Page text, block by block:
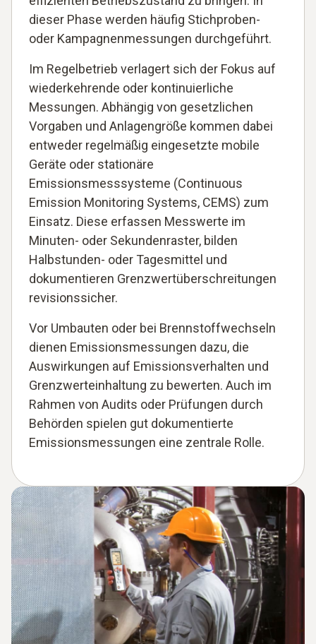
dieser Phase werden häufig Stichproben-
oder Kampagnenmessungen durchgeführt.
Im Regelbetrieb verlagert sich der Fokus auf
wiederkehrende oder kontinuierliche
Messungen. Abhängig von gesetzlichen
Vorgaben und Anlagengröße kommen dabei
entweder regelmäßig eingesetzte mobile
Geräte oder stationäre
Emissionsmesssysteme (Continuous
Emission Monitoring Systems, CEMS) zum
Einsatz. Diese erfassen Messwerte im
Minuten- oder Sekundenraster, bilden
Halbstunden- oder Tagesmittel und
dokumentieren Grenzwertüberschreitungen
revisionssicher.
Vor Umbauten oder bei Brennstoffwechseln
dienen Emissionsmessungen dazu, die
Auswirkungen auf Emissionsverhalten und
Grenzwerteinhaltung zu bewerten. Auch im
Rahmen von Audits oder Prüfungen durch
Behörden spielen gut dokumentierte
Emissionsmessungen eine zentrale Rolle.